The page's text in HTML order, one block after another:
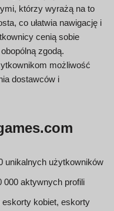
którzy wyrażą na to
co ułatwia nawigację i
cenią sobie
zgodą.
możliwość
dostawców i
unikalnych użytkowników
000 aktywnych profili
kobiet, eskorty